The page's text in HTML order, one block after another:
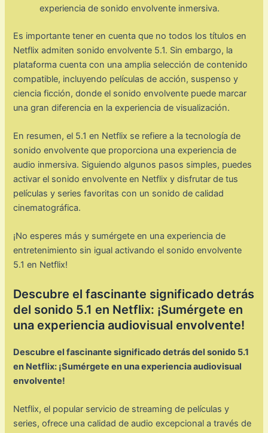
experiencia de sonido envolvente inmersiva.
Es importante tener en cuenta que no todos los títulos en
Netflix admiten sonido envolvente 5.1. Sin embargo, la
plataforma cuenta con una amplia selección de contenido
compatible, incluyendo películas de acción, suspenso y
ciencia ficción, donde el sonido envolvente puede marcar
una gran diferencia en la experiencia de visualización.
En resumen, el 5.1 en Netflix se refiere a la tecnología de
sonido envolvente que proporciona una experiencia de
audio inmersiva. Siguiendo algunos pasos simples, puedes
activar el sonido envolvente en Netflix y disfrutar de tus
películas y series favoritas con un sonido de calidad
cinematográfica.
¡No esperes más y sumérgete en una experiencia de
entretenimiento sin igual activando el sonido envolvente
5.1 en Netflix!
Descubre el fascinante significado detrás
del sonido 5.1 en Netflix: ¡Sumérgete en
una experiencia audiovisual envolvente!
Descubre el fascinante significado detrás del sonido 5.1
en Netflix: ¡Sumérgete en una experiencia audiovisual
envolvente!
Netflix, el popular servicio de streaming de películas y
series, ofrece una calidad de audio excepcional a través de